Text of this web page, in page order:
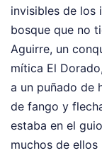
invisibles de los
bosque que no
Aguirre, un
mítica El
a un puñado de
de fango y
estaba en el
muchos de